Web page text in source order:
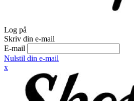
Log på
Skriv din e-mail
E-mail
Nulstil din e-mail
x